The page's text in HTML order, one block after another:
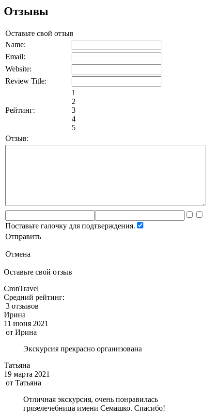
Отзывы
Оставьте свой отзыв
Name:
Email:
Website:
Review Title:
Рейтинг:
1
2
3
4
5
Отзыв:
Поставьте галочку для подтверждения.
Отправить
Отмена
Оставьте свой отзыв
CronTravel
Средний рейтинг:
3 отзывов
Ирина
11 июня 2021
от Ирина
Экскурсия прекрасно организована
Татьяна
19 марта 2021
от Татьяна
Отличная экскурсия, очень понравилась
грязелечебница имени Семашко. Спасибо!